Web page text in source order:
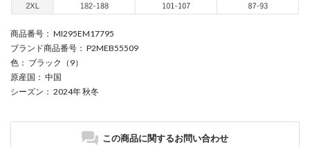
商品番号 ： MI295EM17795
ブランド商品番号 ： P2MEB55509
色 ： ブラック（9）
原産国 ： 中国
シーズン ： 2024年 秋冬
この商品に関するお問い合わせ